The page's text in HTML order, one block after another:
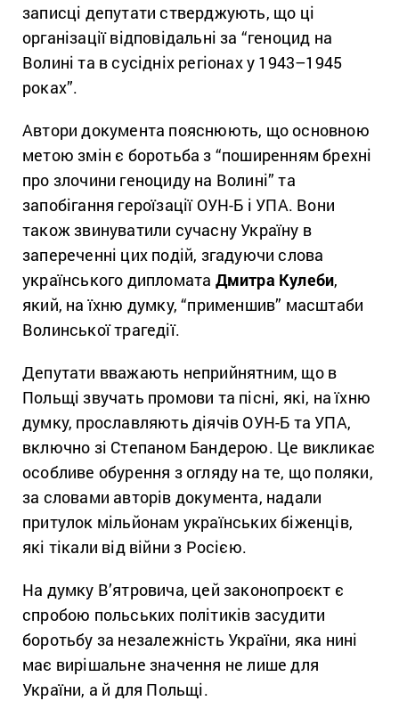
записці депутати стверджують, що ці
організації відповідальні за “геноцид на
Волині та в сусідніх регіонах у 1943–1945
роках”.
Автори документа пояснюють, що основною
метою змін є боротьба з “поширенням брехні
про злочини геноциду на Волині” та
запобігання героїзації ОУН-Б і УПА. Вони
також звинуватили сучасну Україну в
запереченні цих подій, згадуючи слова
українського дипломата Дмитра Кулеби,
який, на їхню думку, “применшив” масштаби
Волинської трагедії.
Депутати вважають неприйнятним, що в
Польщі звучать промови та пісні, які, на їхню
думку, прославляють діячів ОУН-Б та УПА,
включно зі Степаном Бандерою. Це викликає
особливе обурення з огляду на те, що поляки,
за словами авторів документа, надали
притулок мільйонам українських біженців,
які тікали від війни з Росією.
На думку В’ятровича, цей законопроєкт є
спробою польських політиків засудити
боротьбу за незалежність України, яка нині
має вирішальне значення не лише для
України, а й для Польщі.